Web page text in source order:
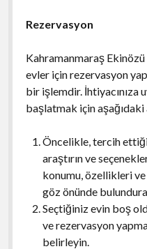
Rezervasyon
Kahramanmaraş
evler için rezervasyon
bir işlemdir. İhtiyacınıza
başlatmak için
Öncelikle, tercih
araştırın ve
konumu, özellikleri
göz önünde
Seçtiğiniz evin boş
ve rezervasyon
belirleyin.